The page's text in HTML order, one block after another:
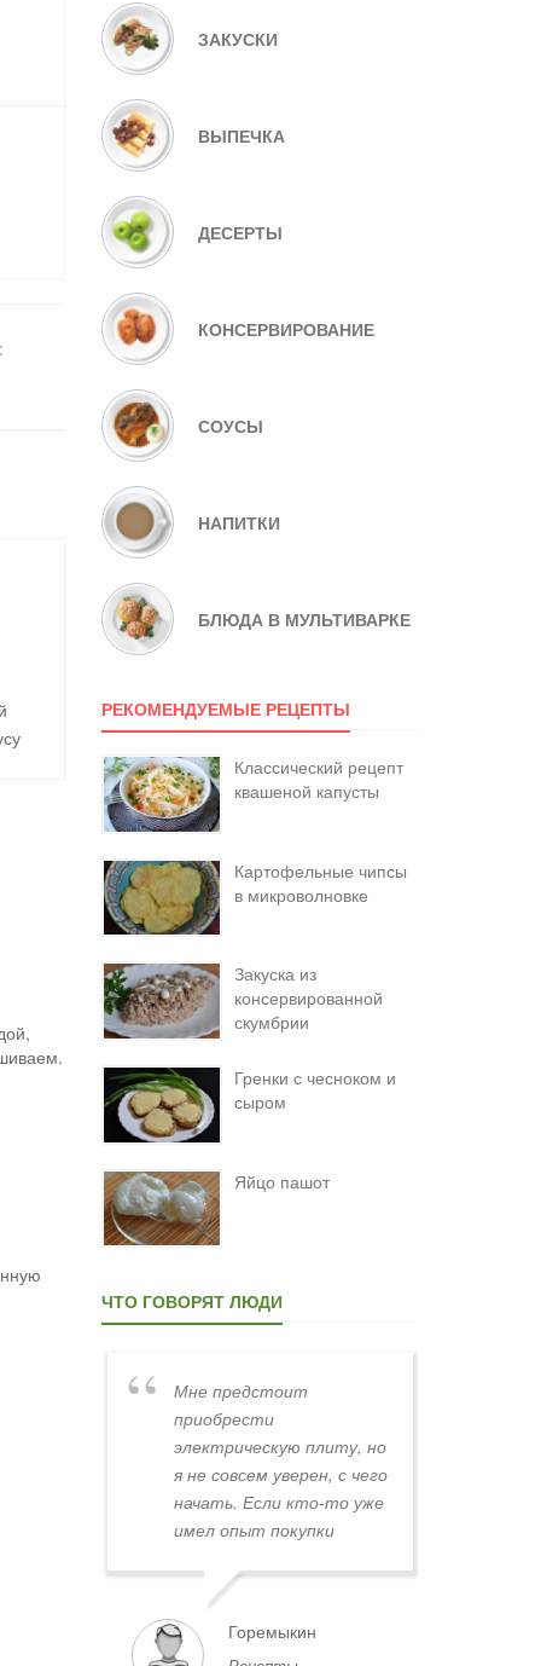
ЗАКУСКИ
ВЫПЕЧКА
ДЕСЕРТЫ
КОНСЕРВИРОВАНИЕ
СОУСЫ
НАПИТКИ
БЛЮДА В МУЛЬТИВАРКЕ
РЕКОМЕНДУЕМЫЕ РЕЦЕПТЫ
Классический рецепт
квашеной капусты
Картофельные чипсы
в микроволновке
Закуска из
консервированной
скумбрии
Гренки с чесноком и
сыром
Яйцо пашот
ЧТО ГОВОРЯТ ЛЮДИ
Мне предстоит
приобрести
электрическую плиту, но
я не совсем уверен, с чего
начать. Если кто-то уже
имел опыт покупки
поделитесь, пожалуйста,
советами. Где лучше
всего искать плиты по
Горемыкин